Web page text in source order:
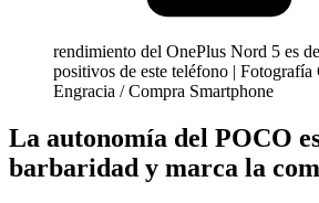
rendimiento del OnePlus Nord 5 es
positivos de este teléfono | Fotografía
Engracia / Compra Smartphone
La autonomía del POCO
barbaridad y marca la